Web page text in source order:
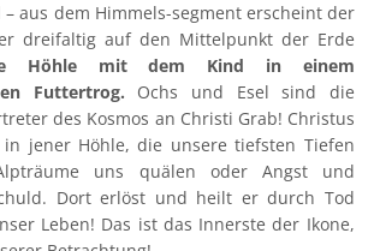
aus dem Himmels-segment erscheint der
dreifaltig auf den Mittelpunkt der Erde
Höhle mit dem Kind in einem
Futtertrog. Ochs und Esel sind die
des Kosmos an Christi Grab! Christus
jener Höhle, die unsere tiefsten Tiefen
uns quälen oder Angst und
Dort erlöst und heilt er durch Tod
Leben! Das ist das Innerste der Ikone,